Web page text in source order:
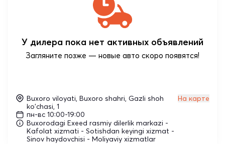
На карте
Buxoro viloyati, Buxoro shahri, Gazli shoh
ko'chasi, 1
пн-вс 10:00-19:00
Buxorodagi Exeed rasmiy dilerlik markazi -
Kafolat xizmati - Sotishdan keyingi xizmat -
Sinov haydovchisi - Moliyaviy xizmatlar
У дилера пока нет активных объявлений
Загляните позже — новые авто скоро появятся!